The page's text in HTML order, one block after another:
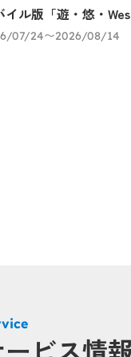
イル版「遊・悠・
07/24〜2026/08/14